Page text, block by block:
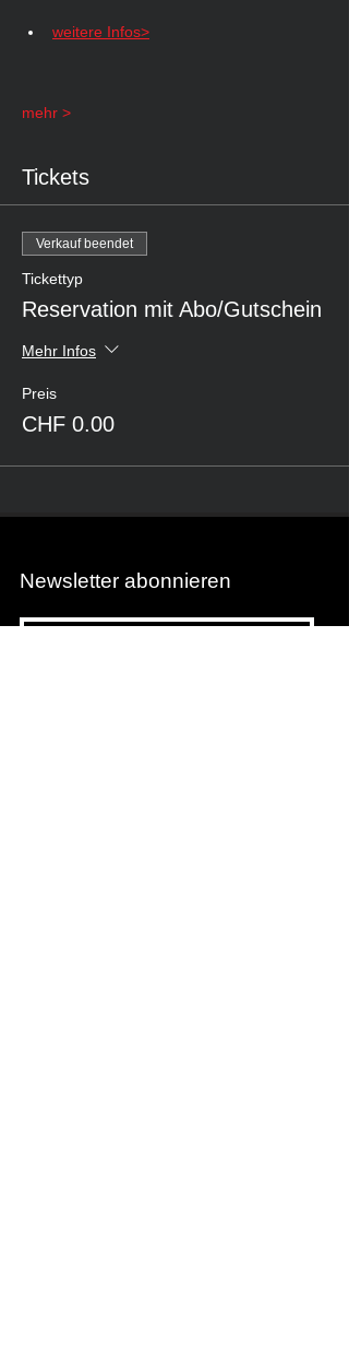
weitere Infos>
mehr >
Tickets
Verkauf beendet
Tickettyp
Reservation mit Abo/Gutschein
Mehr Infos
Preis
CHF 0.00
Newsletter abonnieren